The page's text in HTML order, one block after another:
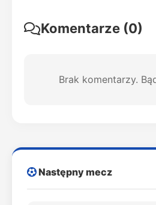
Komentarze (0)
Brak komentarzy.
Następny mecz